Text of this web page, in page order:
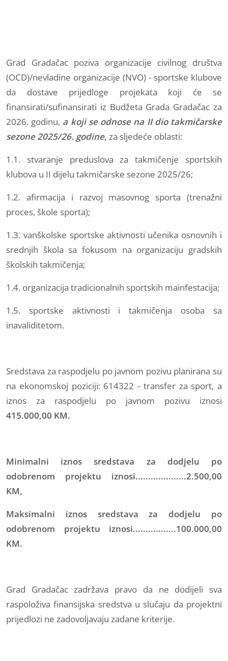
Grad Gradačac poziva organizacije civilnog društva
(OCD)/nevladine organizacije (NVO) - sportske klubove
da dostave prijedloge projekata koji će se
finansirati/sufinansirati iz Budžeta Grada Gradačac za
2026. godinu, a koji se odnose na II dio takmičarske
sezone 2025/26. godine, za sljedeće oblasti:
1.1. stvaranje preduslova za takmičenje sportskih
klubova u II dijelu takmičarske sezone 2025/26;
1.2. afirmacija i razvoj masovnog sporta (trenažni
proces, škole sporta);
1.3. vanškolske sportske aktivnosti učenika osnovnih i
srednjih škola sa fokusom na organizaciju gradskih
školskih takmičenja;
1.4. organizacija tradicionalnih sportskih mainfestacija;
1.5. sportske aktivnosti i takmičenja osoba sa
inavaliditetom.
Sredstava za raspodjelu po javnom pozivu planirana su
na ekonomskoj poziciji: 614322 - transfer za sport, a
iznos za raspodjelu po javnom pozivu iznosi
415.000,00 KM.
Minimalni iznos sredstava za dodjelu po
odobrenom projektu iznosi....................2.500,00
KM,
Maksimalni iznos sredstava za dodjelu po
odobrenom projektu iznosi.................100.000,00
KM.
Grad Gradačac zadržava pravo da ne dodijeli sva
raspoloživa finansijska sredstva u slučaju da projektni
prijedlozi ne zadovoljavaju zadane kriterije.